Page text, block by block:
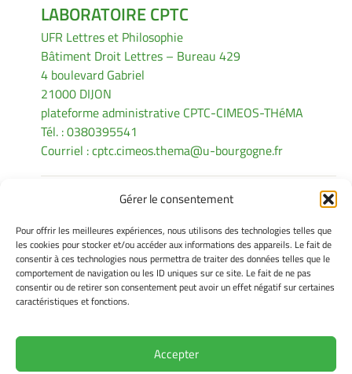
Gérer le consentement
Pour offrir les meilleures expériences, nous utilisons des technologies telles que
les cookies pour stocker et/ou accéder aux informations des appareils. Le fait de
consentir à ces technologies nous permettra de traiter des données telles que le
comportement de navigation ou les ID uniques sur ce site. Le fait de ne pas
consentir ou de retirer son consentement peut avoir un effet négatif sur certaines
caractéristiques et fonctions.
Accepter
LABORATOIRE CPTC
UFR Lettres et Philosophie
Bâtiment Droit Lettres – Bureau 429
4 boulevard Gabriel
21000 DIJON
plateforme administrative CPTC-CIMEOS-THéMA
Tél. : 0380395541
Courriel :cptc.cimeos.thema@u-bourgogne.fr
INFORMATIONS LÉGALES
Mentions légales
Gérer mes cookies
Politique de cookies
Déclaration de confidentialité